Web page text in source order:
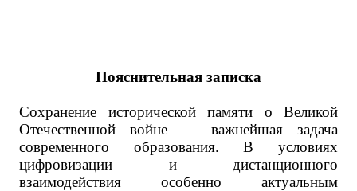
Пояснительная записка
Сохранение исторической памяти о Великой
Отечественной войне — важнейшая задача
современного образования. В условиях
цифровизации и дистанционного
взаимодействия особенно актуальным